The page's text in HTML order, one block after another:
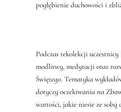
pogłębienie duchowości i
Podczas rekolekcji
modlitwy, medytacji oraz
Świętego. Tematyka
dotyczy oczekiwania na
wartości, jakie niesie ze sobą